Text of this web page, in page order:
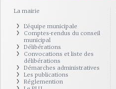
La mairie
L'équipe municipale
Comptes-rendus du conseil
municipal
Délibérations
Convocations et liste des
délibérations
Démarches administratives
Les publications
Réglemention